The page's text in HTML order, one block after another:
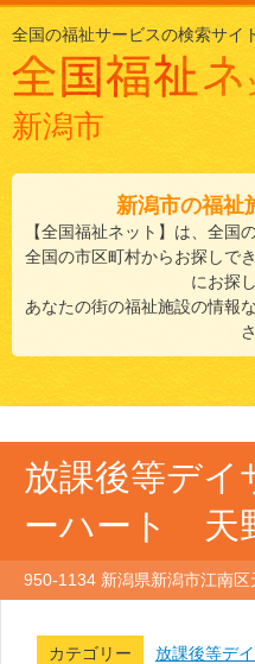
全国の福祉サービスの検索サイ
新潟市
新潟市の福祉
【全国福祉ネット】は、全国
全国の市区町村からお探しで
にお探
あなたの街の福祉施設の情報
放課後等デイ
ーハート 天
950-1134 新潟県新潟市江南区
カテゴリー 放課後等デ